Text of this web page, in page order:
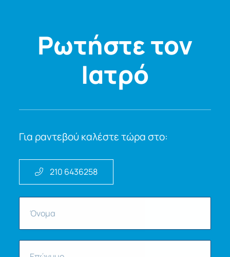
Ρωτήστε τον
Ιατρό
Για ραντεβού καλέστε τώρα στο:
210 6436258